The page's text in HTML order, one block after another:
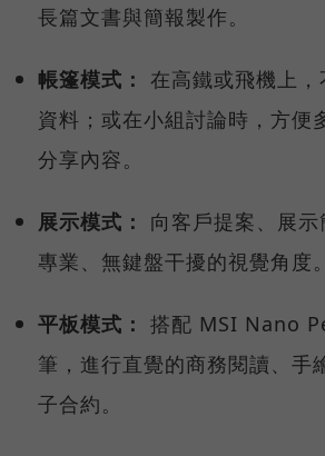
長篇文書與簡報製作。
帳篷模式： 在高鐵或飛機上
資料；或在小組討論時，方便
分享內容。
展示模式：
向客戶提案、展
專業、無鍵盤干擾的視覺角度。
平板模式： 搭配 MSI Nano
筆，進行直覺的商務閱讀、手
子合約。